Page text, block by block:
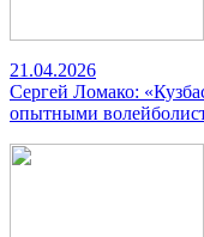
21.04.2026
Сергей Ломако:
опытными